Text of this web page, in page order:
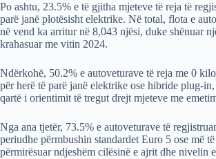
Po ashtu, 23.5% e të gjitha mjeteve të reja të
parë janë plotësisht elektrike. Në total, flota e
në vend ka arritur në 8,043 njësi, duke shënuar
krahasuar me vitin 2024.
Ndërkohë, 50.2% e autoveturave të reja me 0
për herë të parë janë elektrike ose hibride plug-
qartë i orientimit të tregut drejt mjeteve me
Nga ana tjetër, 73.5% e autoveturave të
periudhe përmbushin standardet Euro 5 ose më
përmirësuar ndjeshëm cilësinë e ajrit dhe nivelin